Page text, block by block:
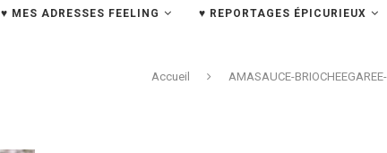
♥ MES ADRESSES FEELING ♥ REPORTAGES ÉPICURIEUX
Accueil AMASAUCE-